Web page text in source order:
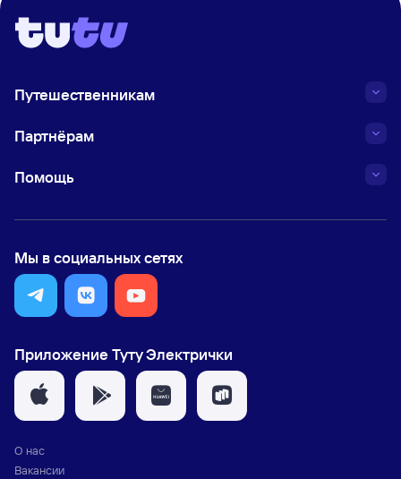
Путешественникам
Партнёрам
Помощь
Мы в социальных сетях
Приложение Туту Электрички
О нас
Вакансии